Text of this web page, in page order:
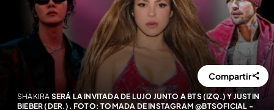
SHAKIRA SERÁ LA INVITADA DE LUJO JUNTO A BTS (IZQ.) Y JUSTIN
BIEBER (DER.). FOTO: TOMADA DE INSTAGRAM @BTSOFICIAL -
Compartir